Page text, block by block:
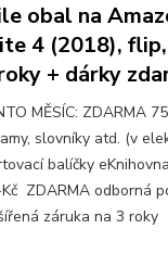
obal na
4 (2018),
+ dárky
MĚSÍC: ZDARMA
slovníky atd. (v
balíčky
ZDARMA odborná
záruka na 3